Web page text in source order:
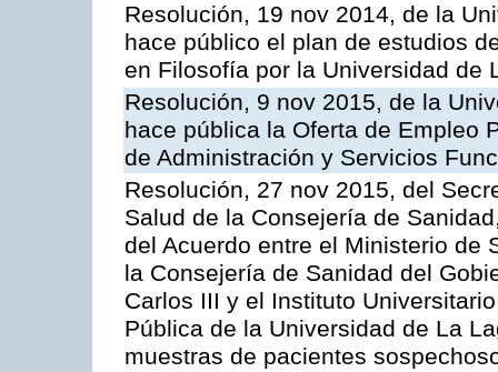
Resolución, 19 nov 2014, de la
hace público el plan de estudios
en Filosofía por la Universidad de
Resolución, 9 nov 2015, de la
hace pública la Oferta de Empleo
de Administración y Servicios
Resolución, 27 nov 2015, del
Salud de la Consejería de
del Acuerdo entre el Ministerio de
la Consejería de Sanidad del
Carlos III y el Instituto
Pública de la Universidad de La
muestras de pacientes